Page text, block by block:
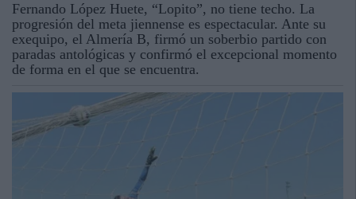
Fernando López Huete, “Lopito”, no tiene techo. La
progresión del meta jiennense es espectacular. Ante su
exequipo, el Almería B, firmó un soberbio partido con
paradas antológicas y confirmó el excepcional momento
de forma en el que se encuentra.